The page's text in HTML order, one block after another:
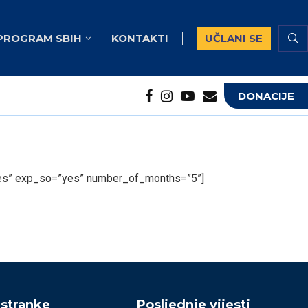
SBIH KONTAKTI UČLANI SE
DONACIJE
exp_so=”yes” number_of_months=”5”]
Posljednje vijesti